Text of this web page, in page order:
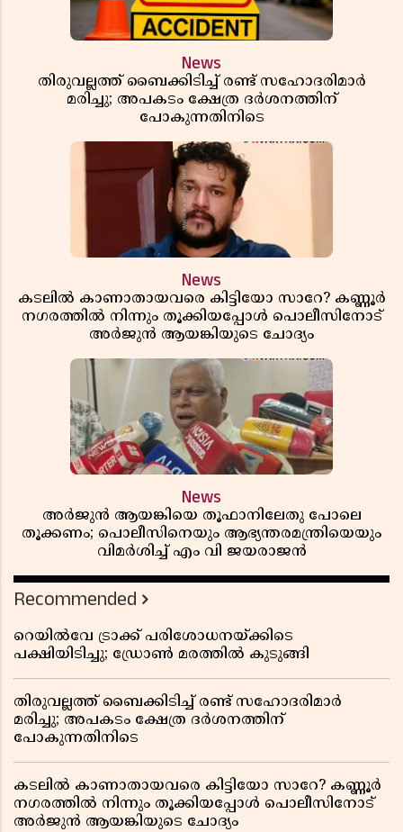
News
തിരുവല്ലത്ത് ബൈക്കിടിച്ച് രണ്ട് സഹോദരിമാർ
മരിച്ചു; അപകടം ക്ഷേത്ര ദർശനത്തിന്
പോകുന്നതിനിടെ
News
കടലിൽ കാണാതായവരെ കിട്ടിയോ സാറേ? കണ്ണൂർ
നഗരത്തിൽ നിന്നും തൂക്കിയപ്പോൾ പൊലീസിനോട്
അർജുൻ ആയങ്കിയുടെ ചോദ്യം
News
അർജുൻ ആയങ്കിയെ തൂഫാനിലേതു പോലെ
തൂക്കണം; പൊലീസിനെയും ആഭ്യന്തരമന്ത്രിയെയും
വിമർശിച്ച് എം വി ജയരാജൻ
Recommended
റെയിൽവേ ട്രാക്ക് പരിശോധനയ്ക്കിടെ
പക്ഷിയിടിച്ചു; ഡ്രോൺ മരത്തിൽ കുടുങ്ങി
തിരുവല്ലത്ത് ബൈക്കിടിച്ച് രണ്ട് സഹോദരിമാർ
മരിച്ചു; അപകടം ക്ഷേത്ര ദർശനത്തിന്
പോകുന്നതിനിടെ
കടലിൽ കാണാതായവരെ കിട്ടിയോ സാറേ? കണ്ണൂർ
നഗരത്തിൽ നിന്നും തൂക്കിയപ്പോൾ പൊലീസിനോട്
അർജുൻ ആയങ്കിയുടെ ചോദ്യം